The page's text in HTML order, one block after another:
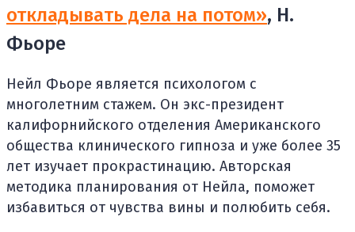
откладывать дела на потом», Н.
Фьоре
Нейл Фьоре является психологом с
многолетним стажем. Он экс-президент
калифорнийского отделения Американского
общества клинического гипноза и уже более 35
лет изучает прокрастинацию. Авторская
методика планирования от Нейла, поможет
избавиться от чувства вины и полюбить себя.